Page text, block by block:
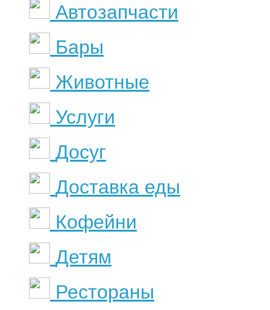
Автозапчасти
Бары
Животные
Услуги
Досуг
Доставка еды
Кофейни
Детям
Рестораны